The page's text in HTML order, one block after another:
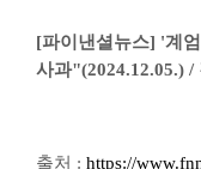
[파이낸셜뉴스] '계
사과"(2024.12.05.) /
출처 : https://